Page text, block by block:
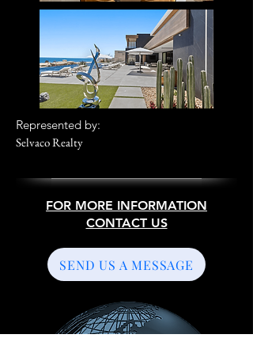
Represented by:
Selvaco Realty
FOR MORE INFORMATION
CONTACT US
SEND US A MESSAGE